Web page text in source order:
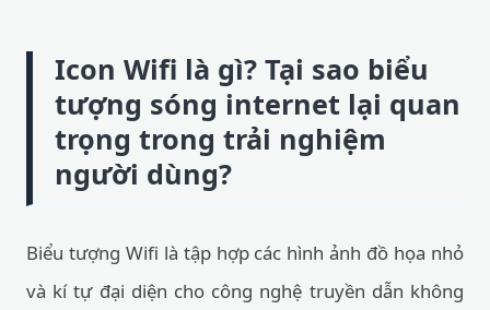
Icon Wifi là gì? Tại sao biểu
tượng sóng internet lại quan
trọng trong trải nghiệm
người dùng?
Biểu tượng Wifi là tập hợp các hình ảnh đồ họa nhỏ
và kí tự đại diện cho công nghệ truyền dẫn không